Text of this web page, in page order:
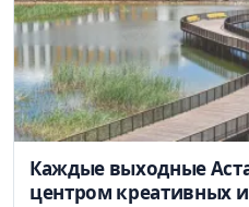
Каждые выходные
центром креативных